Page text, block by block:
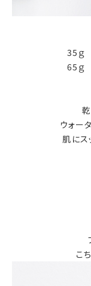
35ｇ
65ｇ
ウォー
肌にス
こ